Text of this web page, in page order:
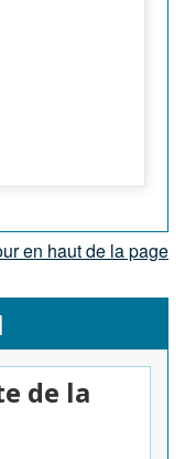
en haut de la page
de la